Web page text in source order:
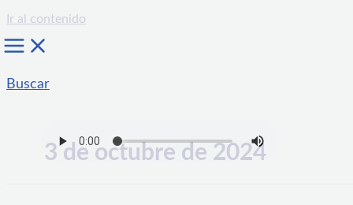
Ir al contenido
Buscar
3 de octubre de 2024